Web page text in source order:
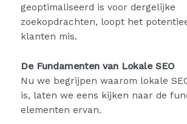
geoptimaliseerd is voor dergelijke
zoekopdrachten, loopt het
klanten mis.
De Fundamenten van Lokale SEO
Nu we begrijpen waarom lokale
is, laten we eens kijken naar de
elementen ervan.